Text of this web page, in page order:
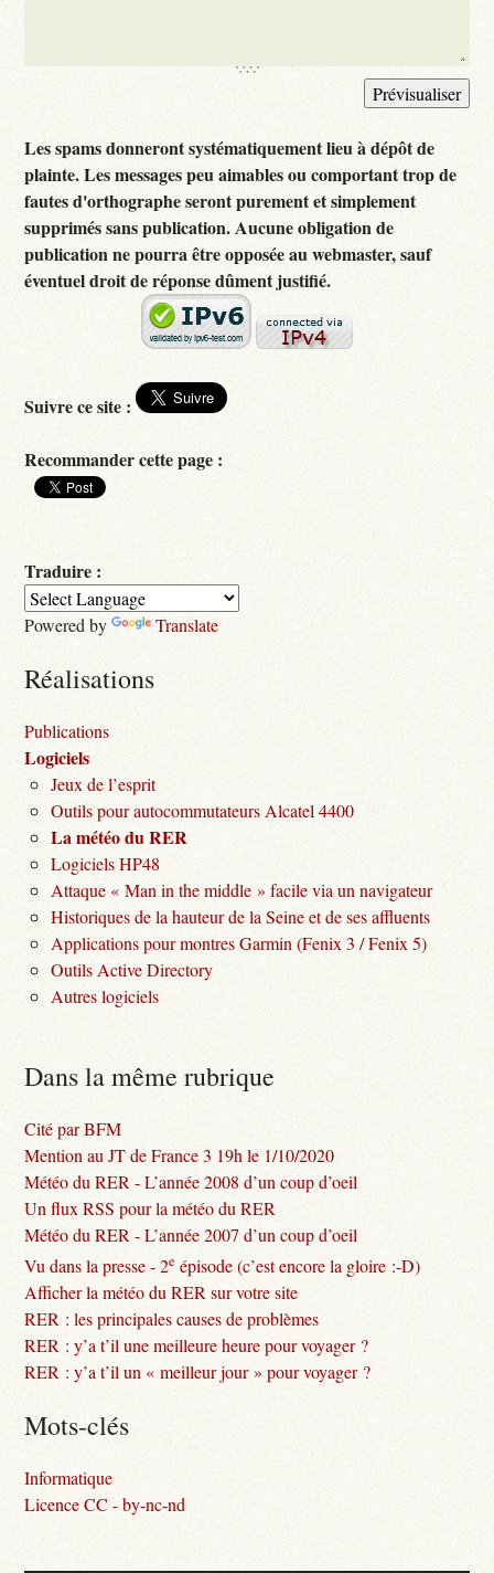
Les spams donneront systématiquement lieu à dépôt de
plainte. Les messages peu aimables ou comportant trop de
fautes d'orthographe seront purement et simplement
supprimés sans publication. Aucune obligation de
publication ne pourra être opposée au webmaster, sauf
éventuel droit de réponse dûment justifié.
Suivre ce site :
Recommander cette page :
Traduire :
Powered by Translate
Réalisations
Publications
Logiciels
Jeux de l’esprit
Outils pour autocommutateurs Alcatel 4400
La météo du RER
Logiciels HP48
Attaque « Man in the middle » facile via un navigateur
Historiques de la hauteur de la Seine et de ses affluents
Applications pour montres Garmin (Fenix 3 / Fenix 5)
Outils Active Directory
Autres logiciels
Dans la même rubrique
Cité par BFM
Mention au JT de France 3 19h le 1/10/2020
Météo du RER - L’année 2008 d’un coup d’oeil
Un flux RSS pour la météo du RER
Météo du RER - L’année 2007 d’un coup d’oeil
Vu dans la presse - 2e épisode (c’est encore la gloire :-D)
Afficher la météo du RER sur votre site
RER : les principales causes de problèmes
RER : y’a t’il une meilleure heure pour voyager ?
RER : y’a t’il un « meilleur jour » pour voyager ?
Mots-clés
Informatique
Licence CC - by-nc-nd